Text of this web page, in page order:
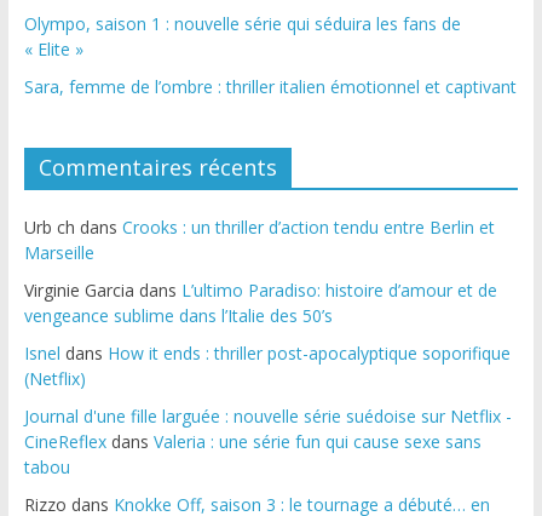
Olympo, saison 1 : nouvelle série qui séduira les fans de
« Elite »
Sara, femme de l’ombre : thriller italien émotionnel et captivant
Commentaires récents
Urb ch dans Crooks : un thriller d’action tendu entre Berlin et
Marseille
Virginie Garcia dans L’ultimo Paradiso: histoire d’amour et de
vengeance sublime dans l’Italie des 50’s
Isnel dans How it ends : thriller post-apocalyptique soporifique
(Netflix)
Journal d'une fille larguée : nouvelle série suédoise sur Netflix -
CineReflexdans Valeria : une série fun qui cause sexe sans
tabou
Rizzo dans Knokke Off, saison 3 : le tournage a débuté… en